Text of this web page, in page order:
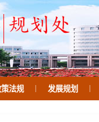
法规 发展规划